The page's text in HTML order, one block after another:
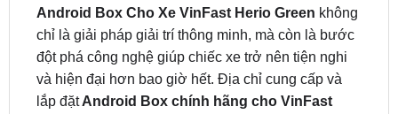
đột phá công nghệ giúp chiếc xe trở nên tiện nghi
và hiện đại hơn bao giờ hết. Địa chỉ cung cấp và
lắp đặtAndroid Box chính hãng cho VinFast
Herio Greenuy tín tại TP.HCM & Bình Dương –
ZKar Auto, cam kết mang đến trải nghiệm vượt trội